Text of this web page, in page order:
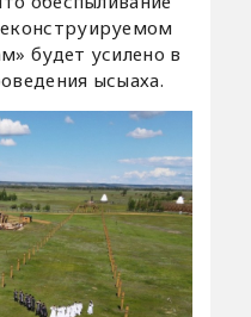
будет усилено в
ысыаха.